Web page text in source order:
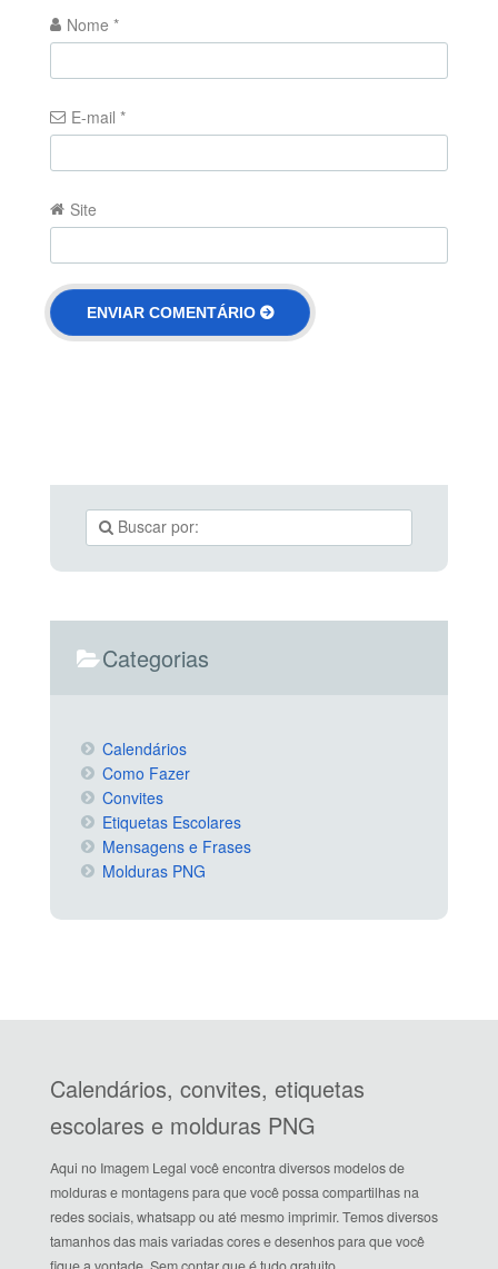
Nome *
E-mail *
Site
Categorias
Calendários
Como Fazer
Convites
Etiquetas Escolares
Mensagens e Frases
Molduras PNG
Calendários, convites, etiquetas
escolares e molduras PNG
Aqui no Imagem Legal você encontra diversos modelos de
molduras e montagens para que você possa compartilhas na
redes sociais, whatsapp ou até mesmo imprimir. Temos diversos
tamanhos das mais variadas cores e desenhos para que você